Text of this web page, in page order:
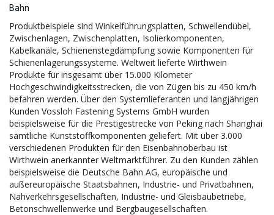
Bahn
Produktbeispiele sind Winkelführungsplatten, Schwellendübel,
Zwischenlagen, Zwischenplatten, Isolierkomponenten,
Kabelkanäle, Schienenstegdämpfung sowie Komponenten für
Schienenlagerungssysteme. Weltweit lieferte Wirthwein
Produkte für insgesamt über 15.000 Kilometer
Hochgeschwindigkeitsstrecken, die von Zügen bis zu 450 km/h
befahren werden. Über den Systemlieferanten und langjährigen
Kunden Vossloh Fastening Systems GmbH wurden
beispielsweise für die Prestigestrecke von Peking nach Shanghai
sämtliche Kunststoffkomponenten geliefert. Mit über 3.000
verschiedenen Produkten für den Eisenbahnoberbau ist
Wirthwein anerkannter Weltmarktführer. Zu den Kunden zählen
beispielsweise die Deutsche Bahn AG, europäische und
außereuropäische Staatsbahnen, Industrie- und Privatbahnen,
Nahverkehrsgesellschaften, Industrie- und Gleisbaubetriebe,
Betonschwellenwerke und Bergbaugesellschaften.